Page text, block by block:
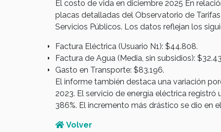
El costo de vida en diciembre 2025 En
placas detalladas del Observatorio de
Servicios Públicos. Los datos reflejan los
Factura Eléctrica (Usuario N1): $44.808.
Factura de Agua (Media, sin subsidios):
Gasto en Transporte: $83.196.
El informe también destaca una variación
2023. El servicio de energía eléctrica
386%. El incremento más drástico se dio en
Volver